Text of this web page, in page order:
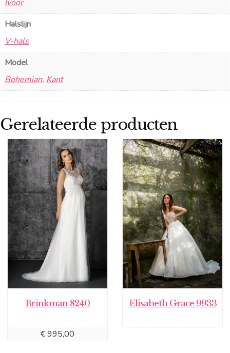
Ivoor
Halslijn
V-hals
Model
Bohemian, Kant
Gerelateerde producten
Brinkman 8240
€995,00
Elisabeth Grace 9933